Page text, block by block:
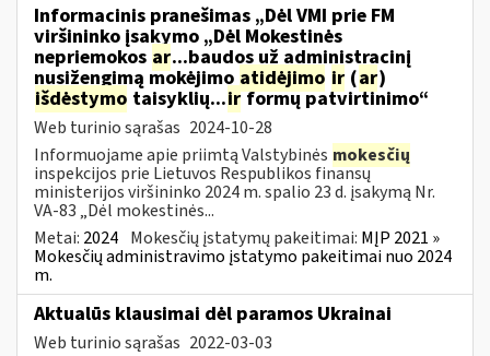
Informacinis pranešimas „Dėl VMI prie FM
viršininko įsakymo „Dėl Mokestinės
nepriemokos ar...baudos už administracinį
nusižengimą mokėjimo atidėjimo ir (ar)
išdėstymo taisyklių...irformų patvirtinimo“
Web turinio sąrašas 2024-10-28
Informuojame apie priimtą Valstybinės mokesčių
inspekcijos prie Lietuvos Respublikos finansų
ministerijos viršininko 2024 m. spalio 23 d. įsakymą Nr.
VA-83 „Dėl mokestinės...
Metai: 2024 Mokesčių įstatymų pakeitimai: MĮP 2021 »
Mokesčių administravimo įstatymo pakeitimai nuo 2024
m.
Aktualūs klausimai dėl paramos Ukrainai
Web turinio sąrašas 2022-03-03